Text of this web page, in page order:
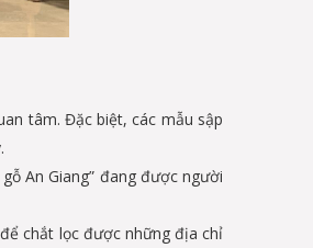
tâm. Đặc biệt, các mẫu sập
An Giang” đang được người
chắt lọc được những địa chỉ